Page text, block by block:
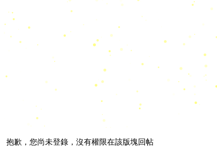
抱歉，您尚未登錄，沒有權限在該版塊回帖